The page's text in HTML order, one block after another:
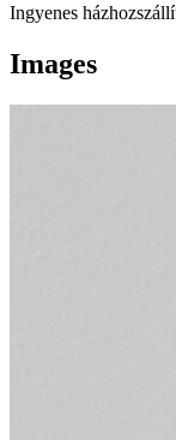
Ingyenes
Images